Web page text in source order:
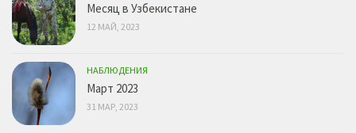
Месяц в Узбекистане
12 МАЙ, 2023
НАБЛЮДЕНИЯ
Март 2023
31 МАР, 2023